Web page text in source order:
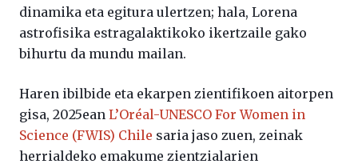
dinamika eta egitura ulertzen; hala, Lorena
astrofisika estragalaktikoko ikertzaile gako
bihurtu da mundu mailan.
Haren ibilbide eta ekarpen zientifikoen aitorpen
gisa, 2025ean L’Oréal-UNESCO For Women in
Science (FWIS) Chile saria jaso zuen, zeinak
herrialdeko emakume zientzialarien